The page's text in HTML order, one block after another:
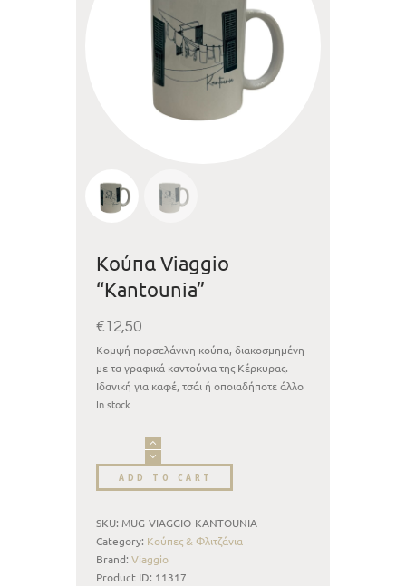
Κούπα Viaggio
“Kantounia”
€12,50
Κομψή πορσελάνινη κούπα, διακοσμημένη
με τα γραφικά καντούνια της Κέρκυρας.
Ιδανική για καφέ, τσάι ή οποιαδήποτε άλλο
ρόφημα και τέλειο αναμνηστικό δώρο με
In stock
ADD TO CART
SKU: MUG-VIAGGIO-KANTOUNIA
Category: Κούπες & Φλιτζάνια
Brand: Viaggio
Product ID: 11317